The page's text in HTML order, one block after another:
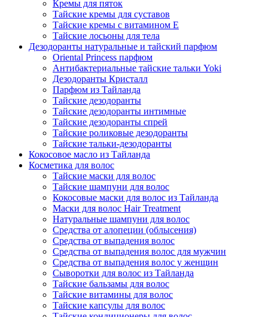
Кремы для пяток
Тайские кремы для суставов
Тайские кремы с витамином Е
Тайские лосьоны для тела
Дезодоранты натуральные и тайский парфюм
Oriental Princess парфюм
Антибактериальные тайские тальки Yoki
Дезодоранты Кристалл
Парфюм из Тайланда
Тайские дезодоранты
Тайские дезодоранты интимные
Тайские дезодоранты спрей
Тайские роликовые дезодоранты
Тайские тальки-дезодоранты
Кокосовое масло из Тайланда
Косметика для волос
Тайские маски для волос
Тайские шампуни для волос
Кокосовые маски для волос из Тайланда
Маски для волос Hair Treatment
Натуральные шампуни для волос
Средства от алопеции (облысения)
Средства от выпадения волос
Средства от выпадения волос для мужчин
Средства от выпадения волос у женщин
Сыворотки для волос из Тайланда
Тайские бальзамы для волос
Тайские витамины для волос
Тайские капсулы для волос